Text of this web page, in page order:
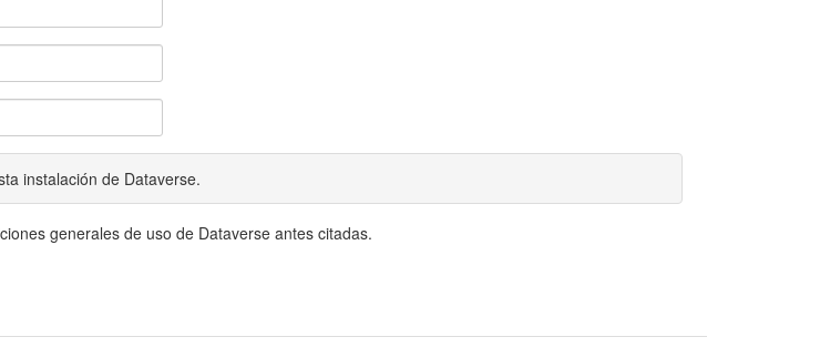
instalación de Dataverse.
generales de uso de Dataverse antes citadas.